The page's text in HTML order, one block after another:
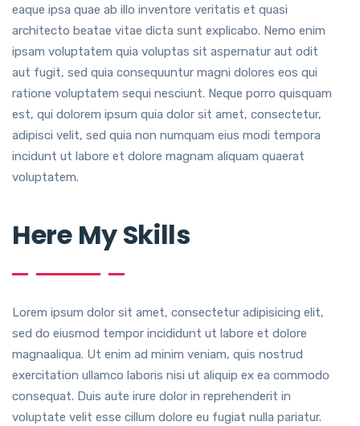
eaque ipsa quae ab illo inventore veritatis et quasi
architecto beatae vitae dicta sunt explicabo. Nemo enim
ipsam voluptatem quia voluptas sit aspernatur aut odit
aut fugit, sed quia consequuntur magni dolores eos qui
ratione voluptatem sequi nesciunt. Neque porro quisquam
est, qui dolorem ipsum quia dolor sit amet, consectetur,
adipisci velit, sed quia non numquam eius modi tempora
incidunt ut labore et dolore magnam aliquam quaerat
voluptatem.
Here My Skills
Lorem ipsum dolor sit amet, consectetur adipisicing elit,
sed do eiusmod tempor incididunt ut labore et dolore
magnaaliqua. Ut enim ad minim veniam, quis nostrud
exercitation ullamco laboris nisi ut aliquip ex ea commodo
consequat. Duis aute irure dolor in reprehenderit in
voluptate velit esse cillum dolore eu fugiat nulla pariatur.